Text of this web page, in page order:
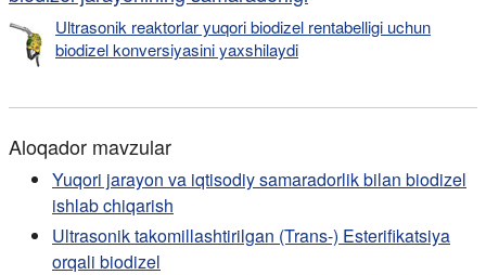
Ultrasonik reaktorlar yuqori biodizel rentabelligi uchun
biodizel konversiyasini yaxshilaydi
Aloqador mavzular
Yuqori jarayon va iqtisodiy samaradorlik bilan biodizel
ishlab chiqarish
Ultrasonik takomillashtirilgan (Trans-) Esterifikatsiya
orqali biodizel